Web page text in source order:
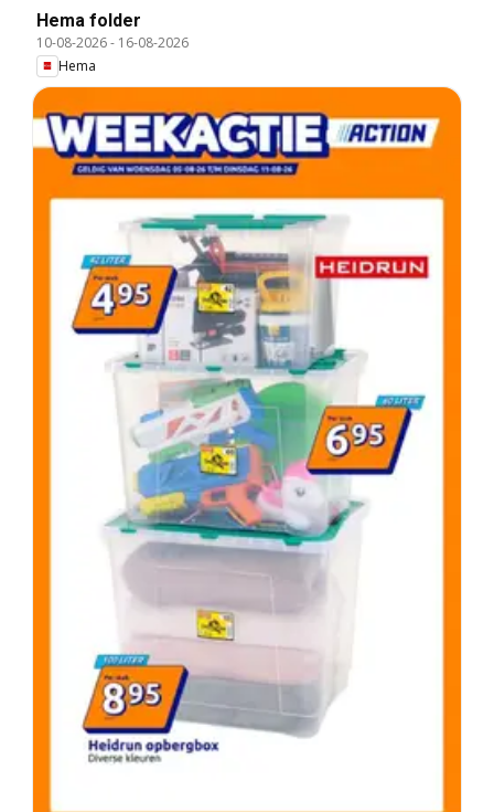
Hema folder
10-08-2026- 16-08-2026
Hema